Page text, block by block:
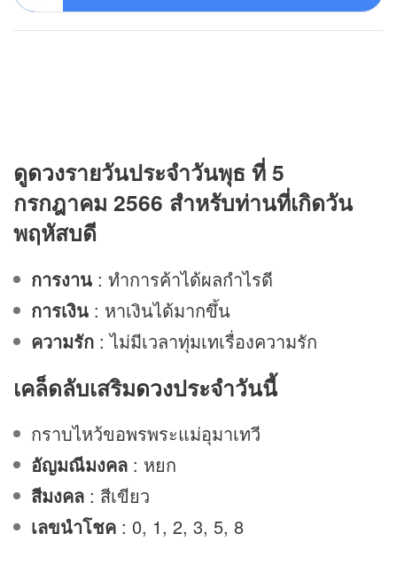
ดูดวงรายวันประจำวันพุธ ที่ 5
กรกฎาคม 2566 สำหรับท่านที่เกิดวัน
พฤหัสบดี
การงาน : ทำการค้าได้ผลกำไรดี
การเงิน : หาเงินได้มากขึ้น
ความรัก : ไม่มีเวลาทุ่มเทเรื่องความรัก
เคล็ดลับเสริมดวงประจำวันนี้
กราบไหว้ขอพรพระแม่อุมาเทวี
อัญมณีมงคล : หยก
สีมงคล : สีเขียว
เลขนำโชค : 0, 1, 2, 3, 5, 8